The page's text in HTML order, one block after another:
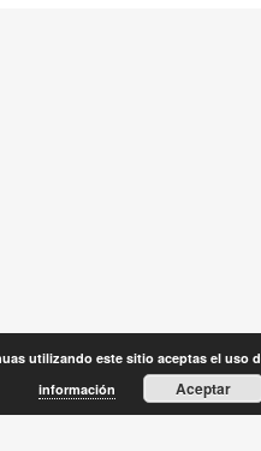
utilizando este sitio aceptas el uso
información
Aceptar